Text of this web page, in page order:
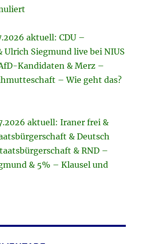
aktuell: CDU –
Ulrich Siegmund live bei NIUS
Kandidaten & Merz –
– Wie geht das?
aktuell: Iraner frei &
& Deutsch
& RND –
& 5% – Klausel und